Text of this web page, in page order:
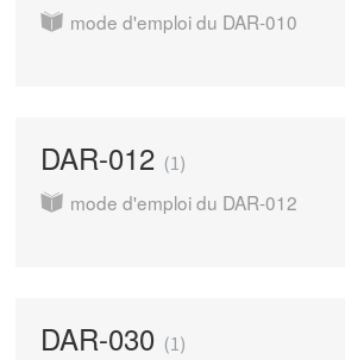
mode d'emploi du DAR-010
DAR-012 1
mode d'emploi du DAR-012
DAR-030 1